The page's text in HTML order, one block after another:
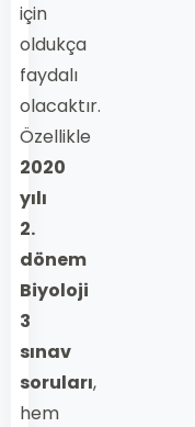
için
oldukça
faydalı
olacaktır.
Özellikle
2020
yılı
2.
dönem
Biyoloji
3
sınav
soruları,
hem